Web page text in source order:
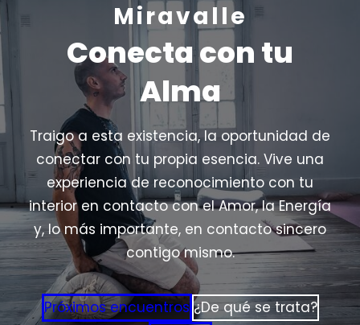
Miravalle
Conecta con tu
Alma
Traigo a esta existencia, la oportunidad de
conectar con tu propia esencia. Vive una
experiencia de reconocimiento con tu
interior en contacto con el Amor, la Energía
y, lo más importante, en contacto sincero
contigo mismo.
Próximos encuentros ¿De qué se trata?